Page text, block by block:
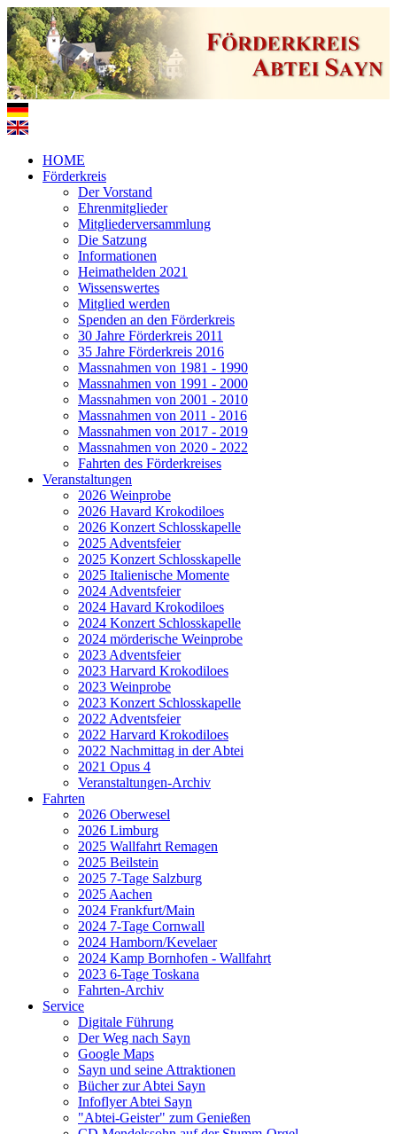
HOME
Förderkreis
Der Vorstand
Ehrenmitglieder
Mitgliederversammlung
Die Satzung
Informationen
Heimathelden 2021
Wissenswertes
Mitglied werden
Spenden an den Förderkreis
30 Jahre Förderkreis 2011
35 Jahre Förderkreis 2016
Massnahmen von 1981 - 1990
Massnahmen von 1991 - 2000
Massnahmen von 2001 - 2010
Massnahmen von 2011 - 2016
Massnahmen von 2017 - 2019
Massnahmen von 2020 - 2022
Fahrten des Förderkreises
Veranstaltungen
2026 Weinprobe
2026 Havard Krokodiloes
2026 Konzert Schlosskapelle
2025 Adventsfeier
2025 Konzert Schlosskapelle
2025 Italienische Momente
2024 Adventsfeier
2024 Havard Krokodiloes
2024 Konzert Schlosskapelle
2024 mörderische Weinprobe
2023 Adventsfeier
2023 Harvard Krokodiloes
2023 Weinprobe
2023 Konzert Schlosskapelle
2022 Adventsfeier
2022 Harvard Krokodiloes
2022 Nachmittag in der Abtei
2021 Opus 4
Veranstaltungen-Archiv
Fahrten
2026 Oberwesel
2026 Limburg
2025 Wallfahrt Remagen
2025 Beilstein
2025 7-Tage Salzburg
2025 Aachen
2024 Frankfurt/Main
2024 7-Tage Cornwall
2024 Hamborn/Kevelaer
2024 Kamp Bornhofen - Wallfahrt
2023 6-Tage Toskana
Fahrten-Archiv
Service
Digitale Führung
Der Weg nach Sayn
Google Maps
Sayn und seine Attraktionen
Bücher zur Abtei Sayn
Infoflyer Abtei Sayn
"Abtei-Geister" zum Genießen